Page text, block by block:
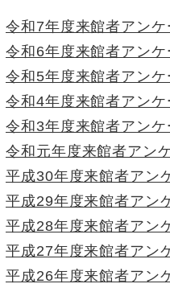
令和7年度来館者アンケ
令和6年度来館者アンケ
令和5年度来館者アンケ
令和4年度来館者アンケ
令和3年度来館者アンケ
令和元年度来館者アン
平成30年度来館者アン
平成29年度来館者アン
平成28年度来館者アン
平成27年度来館者アン
平成26年度来館者アン